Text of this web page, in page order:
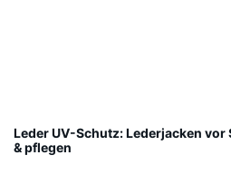
Leder UV-Schutz: Lederjacken
& pflegen